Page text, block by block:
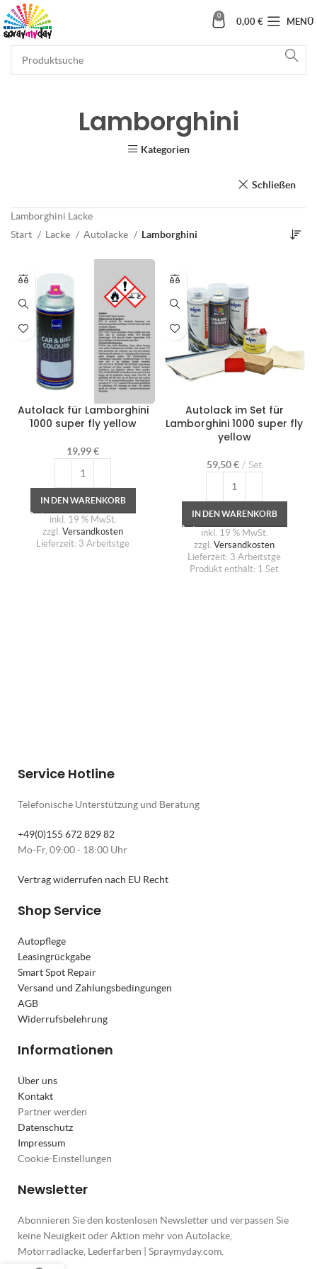
0
0,00 € MENÜ
Lamborghini
Kategorien
Schließen
Lamborghini Lacke
Start
Lacke Autolacke Lamborghini
Autolack für Lamborghini
1000 super fly yellow
19,99€
IN DEN WARENKORB
inkl. 19 % MwSt.
zzgl. Versandkosten
Lieferzeit: 3 Arbeitstge
Autolack im Set für
Lamborghini 1000 super fly
yellow
59,50€ Set
IN DEN WARENKORB
inkl. 19 % MwSt.
zzgl. Versandkosten
Lieferzeit: 3 Arbeitstge
Produkt enthält: 1 Set
Service Hotline
Telefonische Unterstützung und Beratung
+49(0)155 672 829 82
Mo-Fr, 09:00 - 18:00 Uhr
Vertrag widerrufen nach EU Recht
Shop Service
Autopflege
Leasingrückgabe
Smart Spot Repair
Versand und Zahlungsbedingungen
AGB
Widerrufsbelehrung
Informationen
Über uns
Kontakt
Partner werden
Datenschutz
Impressum
Cookie-Einstellungen
Newsletter
Abonnieren Sie den kostenlosen Newsletter und verpassen Sie
keine Neuigkeit oder Aktion mehr von Autolacke,
Motorradlacke, Lederfarben | Spraymyday.com.